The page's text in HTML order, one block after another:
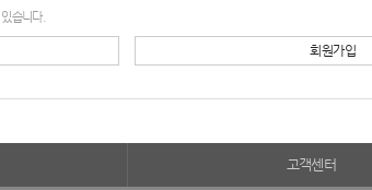
습니다.
회원가입
고객센터